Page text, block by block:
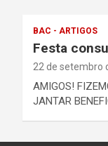
BAC - ARTIGOS
Festa
22 de setembro
AMIGOS!
JANTAR